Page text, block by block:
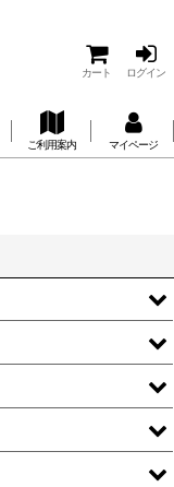
カート ログイン
ご利用案内 マイページ